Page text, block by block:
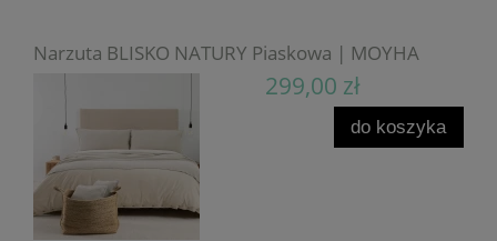
Narzuta BLISKO NATURY Piaskowa | MOYHA
299,00 zł
do koszyka